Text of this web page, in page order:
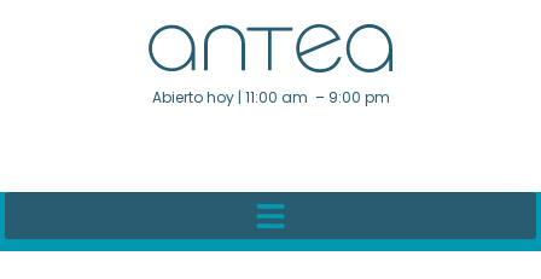
Abierto hoy | 11:00 am – 9:00 pm